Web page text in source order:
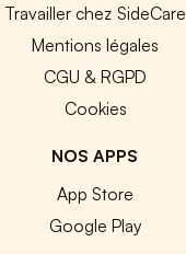
Travailler chez SideCare
Mentions légales
CGU & RGPD
Cookies
NOS APPS
App Store
Google Play